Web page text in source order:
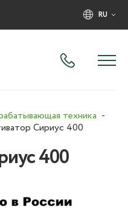
RU
техника
Сириус 400
400